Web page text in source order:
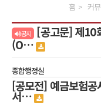
홈 커
공지
[공고문] 제10
(O…
종합행정실
[공모전] 예금보험
서…